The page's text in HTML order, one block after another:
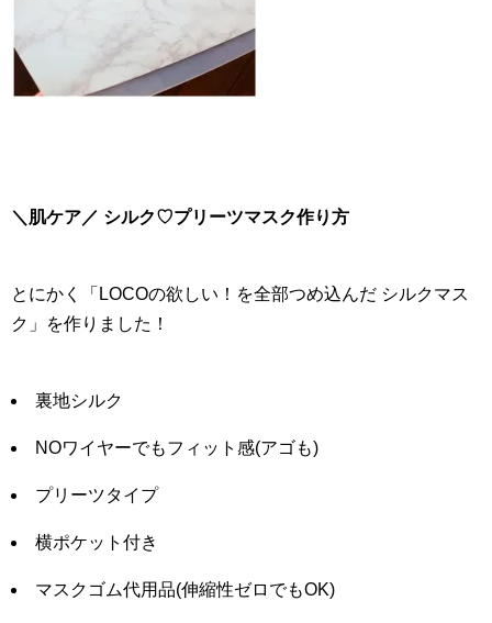
＼肌ケア／ シルク♡プリーツマスク作り方
とにかく「LOCOの欲しい！を全部つめ込んだ シルクマス
ク」を作りました！
裏地シルク
NOワイヤーでもフィット感(アゴも)
プリーツタイプ
横ポケット付き
マスクゴム代用品(伸縮性ゼロでもOK)